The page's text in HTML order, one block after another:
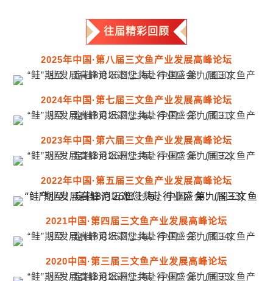
往届精彩回顾
2025年中国·第八届三文鱼产业发展高峰论坛
2024年中国·第七届三文鱼产业发展高峰论坛
2023年中国·第六届三文鱼产业发展高峰论坛
2022年中国·第五届三文鱼产业发展高峰论坛
2021中国·第四届三文鱼产业发展高峰论坛
2020中国·第三届三文鱼产业发展高峰论坛